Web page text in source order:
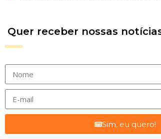
Quer receber nossas
Sim, eu quero!